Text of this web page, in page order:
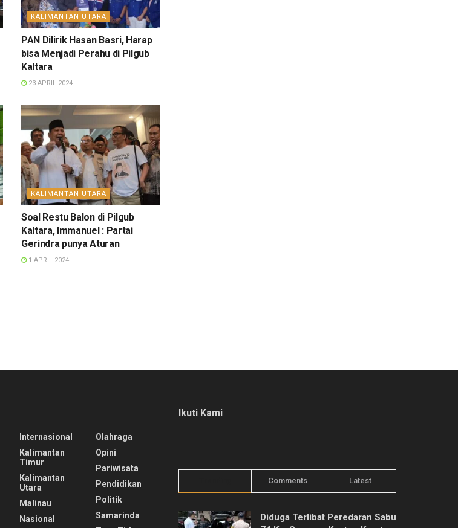
KALIMANTAN UTARA
PAN Dilirik Hasan Basri, Harap
bisa Menjadi Perahu di Pilgub
Kaltara
23 APRIL 2024
KALIMANTAN UTARA
Soal Restu Balon di Pilgub
Kaltara, Immanuel : Partai
Gerindra punya Aturan
1 APRIL 2024
Internasional
Kalimantan
Timur
Kalimantan
Utara
Malinau
Nasional
Olahraga
Opini
Pariwisata
Pendidikan
Politik
Samarinda
Ikuti Kami
Comments Latest
Diduga Terlibat Peredaran Sabu